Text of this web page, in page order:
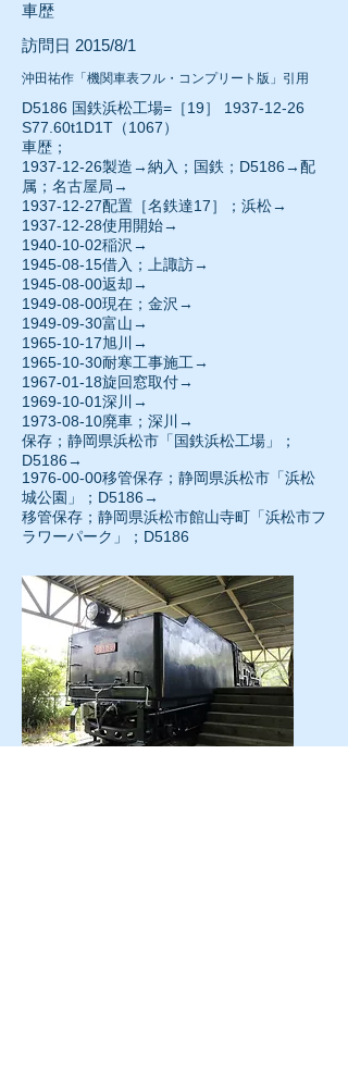
車歴
訪問日 2015/8/1
沖田祐作「機関車表フル・コンプリート版」引用
D5186 国鉄浜松工場=［19］ 1937-12-26
S77.60t1D1T（1067）
車歴；
1937-12-26製造→納入；国鉄；D5186→配
属；名古屋局→
1937-12-27配置［名鉄達17］；浜松→
1937-12-28使用開始→
1940-10-02稲沢→
1945-08-15借入；上諏訪→
1945-08-00返却→
1949-08-00現在；金沢→
1949-09-30富山→
1965-10-17旭川→
1965-10-30耐寒工事施工→
1967-01-18旋回窓取付→
1969-10-01深川→
1973-08-10廃車；深川→
保存；静岡県浜松市「国鉄浜松工場」；
D5186→
1976-00-00移管保存；静岡県浜松市「浜松
城公園」；D5186→
移管保存；静岡県浜松市館山寺町「浜松市フ
ラワーパーク」；D5186